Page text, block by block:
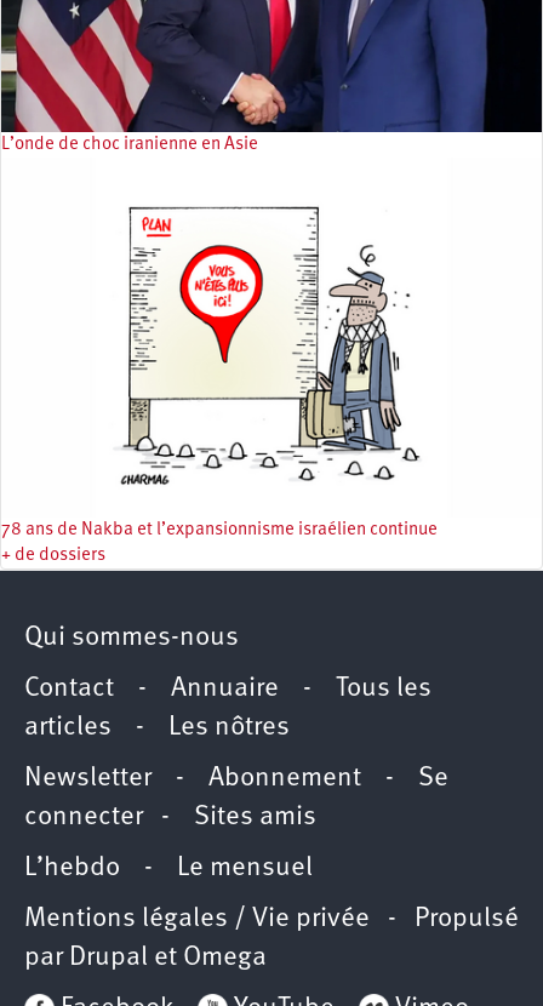
L’onde de choc iranienne en Asie
78 ans de Nakba et l’expansionnisme israélien continue
+ de dossiers
Qui sommes-nous
Contact - Annuaire -
Tous les
articles - Les nôtres
Newsletter- Abonnement - Se
connecter- Sites amis
L’hebdo - Le mensuel
Mentions légales / Vie privée - Propulsé
par Drupal et Omega